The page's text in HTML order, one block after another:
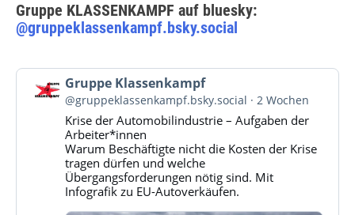
Gruppe KLASSENKAMPF auf bluesky:
@gruppeklassenkampf.bsky.social
Beitrag
von
Gruppe
Klassenkampf
Bluesky
ansehen
Gruppe Klassenkampf
@gruppeklassenkampf.bsky.social 2 Wochen
Krise der Automobilindustrie – Aufgaben der
Arbeiter*innen
Warum Beschäftigte nicht die Kosten der Krise
tragen dürfen und welche
Übergangsforderungen nötig sind. Mit
Infografik zu EU-Autoverkäufen.